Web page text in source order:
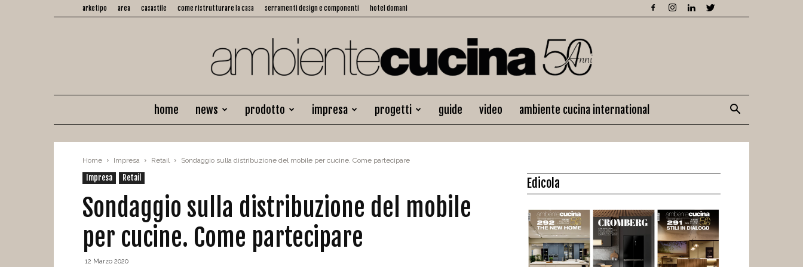
arketipo area casastile come ristrutturare la casa serramenti design e componenti hotel domani
Ambiente
home news prodotto impresa progetti guide video ambiente cucina international
Home Impresa Retail Sondaggio sulla distribuzione del mobile per cucine. Come partecipare
Impresa Retail
Sondaggio sulla distribuzione del mobile
per cucine. Come partecipare
12 Marzo 2020
Edicola